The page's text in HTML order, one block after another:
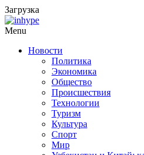
Загрузка
Menu
Новости
Политика
Экономика
Общество
Происшествия
Технологии
Туризм
Культура
Спорт
Мир